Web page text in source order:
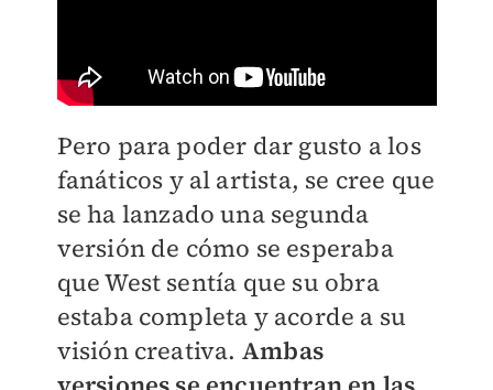
Pero para poder dar gusto a los
fanáticos y al artista, se cree que
se ha lanzado una segunda
versión de cómo se esperaba
que West sentía que su obra
estaba completa y acorde a su
visión creativa. Ambas